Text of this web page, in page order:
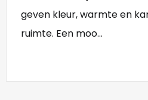
geven kleur, warmte en
ruimte. Een moo...